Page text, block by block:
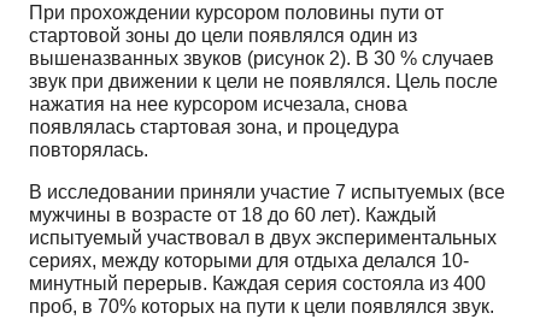
При прохождении курсором половины пути от
стартовой зоны до цели появлялся один из
вышеназванных звуков (рисунок 2). В 30 % случаев
звук при движении к цели не появлялся. Цель после
нажатия на нее курсором исчезала, снова
появлялась стартовая зона, и процедура
повторялась.
В исследовании приняли участие 7 испытуемых (все
мужчины в возрасте от 18 до 60 лет). Каждый
испытуемый участвовал в двух экспериментальных
сериях, между которыми для отдыха делался 10-
минутный перерыв. Каждая серия состояла из 400
проб, в 70% которых на пути к цели появлялся звук.